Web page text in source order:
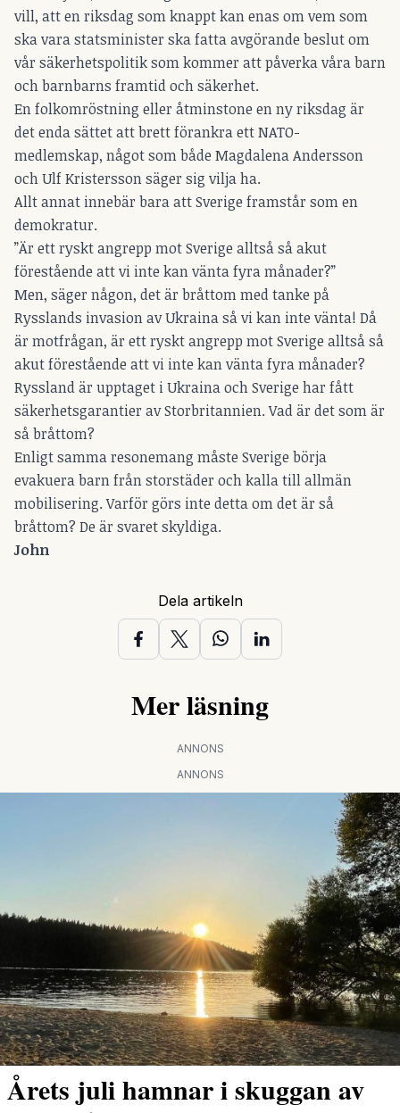
vill, att en riksdag som knappt kan enas om vem som
ska vara statsminister ska fatta avgörande beslut om
vår säkerhetspolitik som kommer att påverka våra barn
och barnbarns framtid och säkerhet.
En folkomröstning eller åtminstone en ny riksdag är
det enda sättet att brett förankra ett NATO-
medlemskap, något som både Magdalena Andersson
och Ulf Kristersson säger sig vilja ha.
Allt annat innebär bara att Sverige framstår som en
demokratur.
”Är ett ryskt angrepp mot Sverige alltså så akut
förestående att vi inte kan vänta fyra månader?”
Men, säger någon, det är bråttom med tanke på
Rysslands invasion av Ukraina så vi kan inte vänta! Då
är motfrågan, är ett ryskt angrepp mot Sverige alltså så
akut förestående att vi inte kan vänta fyra månader?
Ryssland är upptaget i Ukraina och Sverige har fått
säkerhetsgarantier av Storbritannien. Vad är det som är
så bråttom?
Enligt samma resonemang måste Sverige börja
evakuera barn från storstäder och kalla till allmän
mobilisering. Varför görs inte detta om det är så
bråttom? De är svaret skyldiga.
John
Dela artikeln
Mer läsning
ANNONS
ANNONS
Årets juli hamnar i skuggan av